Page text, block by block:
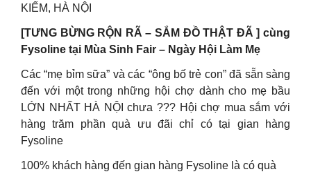
KIẾM, HÀ NỘI
[TƯNG BỪNG RỘN RÃ – SẮM ĐỒ THẬT ĐÃ ] cùng
Fysoline tại Mùa Sinh Fair – Ngày Hội Làm Mẹ
Các “mẹ bỉm sữa” và các “ông bố trẻ con” đã sẵn sàng
đến với một trong những hội chợ dành cho mẹ bầu
LỚN NHẤT HÀ NỘI chưa ??? Hội chợ mua sắm với
hàng trăm phần quà ưu đãi chỉ có tại gian hàng
Fysoline
100% khách hàng đến gian hàng Fysoline là có quà